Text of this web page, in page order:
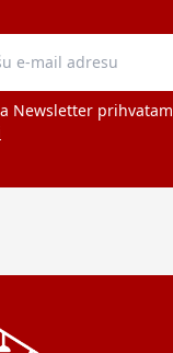
Newsletter prihvatam